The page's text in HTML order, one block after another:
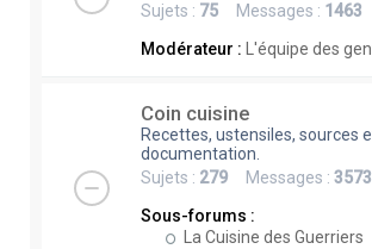
Sujets : 75 Messages : 1463
Modérateur :
L'équipe des
Coin cuisine
Recettes, ustensiles, sources
documentation.
Sujets : 279 Messages : 3573
Sous-forums :
La Cuisine des Guerriers